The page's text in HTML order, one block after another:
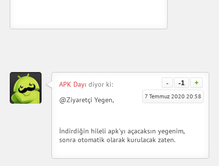
- -1 +
APK Dayı diyor ki:
7 Temmuz 2020 20:58
@Ziyaretçi Yegen,
İndirdiğin hileli apk'yı açacaksın yegenim,
sonra otomatik olarak kurulacak zaten.